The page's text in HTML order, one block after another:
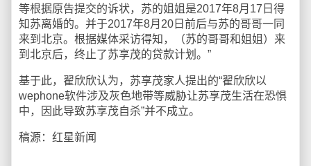
等根据原告提交的诉状，苏的姐姐是2017年8月17日得
知苏离婚的。并于2017年8月20日前后与苏的哥哥一同
来到北京。根据媒体采访得知，（苏的哥哥和姐姐）来
到北京后，终止了苏享茂的贷款计划。”
基于此，翟欣欣认为，苏享茂家人提出的“翟欣欣以
wephone软件涉及灰色地带等威胁让苏享茂生活在恐惧
中，因此导致苏享茂自杀”并不成立。
稿源：红星新闻